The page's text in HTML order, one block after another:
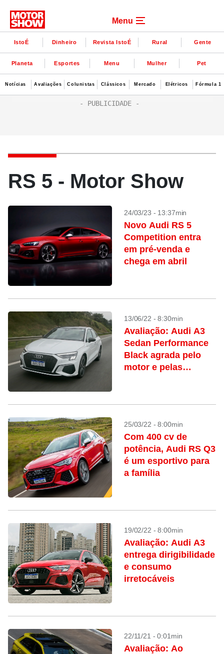
Menu
IstoÉ Dinheiro Revista IstoÉ Rural Gente
Planeta Esportes Menu Mulher Pet
Notícias Avaliações Colunistas Clássicos Mercado Elétricos Fórmula 1
RS 5 - Motor Show
24/03/23 - 13:37min
Novo Audi RS 5
Competition entra
em pré-venda e
chega em abril
13/06/22 - 8:30min
Avaliação: Audi A3
Sedan Performance
Black agrada pelo
motor e pelas
25/03/22 - 8:00min
Com 400 cv de
potência, Audi RS Q3
é um esportivo para
a família
19/02/22 - 8:00min
Avaliação: Audi A3
entrega dirigibilidade
e consumo
irretocáveis
22/11/21 - 0:01min
Avaliação: Ao